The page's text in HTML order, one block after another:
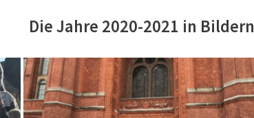
Die Jahre 2020-2021 in Bildern